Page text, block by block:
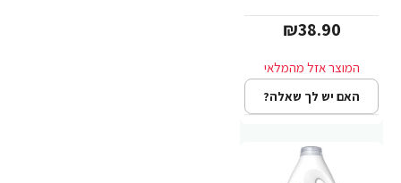
₪38.90
האם יש לך שאלה?